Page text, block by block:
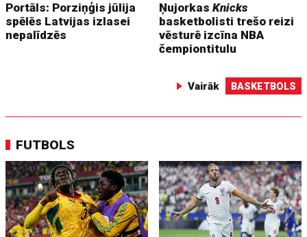
Portāls: Porziņģis jūlija
spēlēs Latvijas izlasei
nepalīdzēs
ŅujorkasKnicks
basketbolisti trešo reizi
vēsturē izcīna NBA
čempiontitulu
Vairāk BASKETBOLS
FUTBOLS